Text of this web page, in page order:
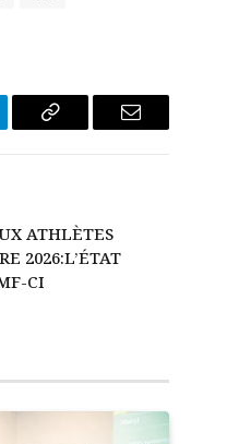
Copier
E-
ATHLÈTES
2026:L’ÉTAT
CI